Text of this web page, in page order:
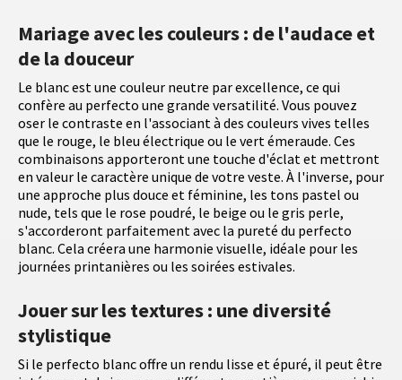
Mariage avec les couleurs : de l'audace et
de la douceur
Le blanc est une couleur neutre par excellence, ce qui
confère au perfecto une grande versatilité. Vous pouvez
oser le contraste en l'associant à des couleurs vives telles
que le rouge, le bleu électrique ou le vert émeraude. Ces
combinaisons apporteront une touche d'éclat et mettront
en valeur le caractère unique de votre veste. À l'inverse, pour
une approche plus douce et féminine, les tons pastel ou
nude, tels que le rose poudré, le beige ou le gris perle,
s'accorderont parfaitement avec la pureté du perfecto
blanc. Cela créera une harmonie visuelle, idéale pour les
journées printanières ou les soirées estivales.
Jouer sur les textures : une diversité
stylistique
Si le perfecto blanc offre un rendu lisse et épuré, il peut être